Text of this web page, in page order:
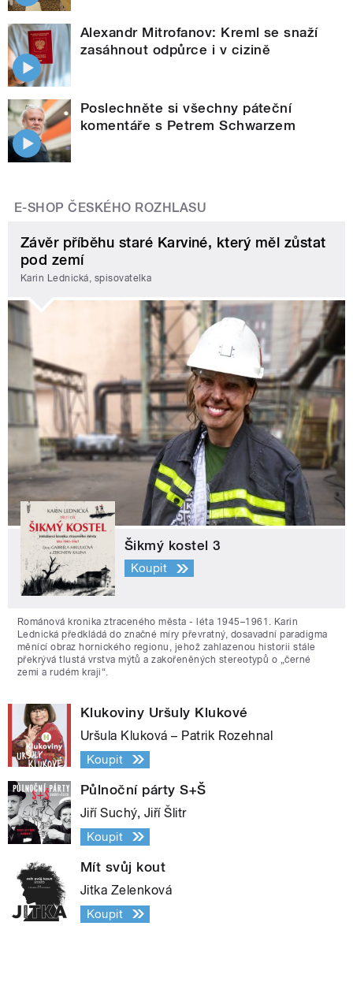
Alexandr Mitrofanov: Kreml se snaží
zasáhnout odpůrce i v cizině
Poslechněte si všechny páteční
komentáře s Petrem Schwarzem
E-SHOP ČESKÉHO ROZHLASU
Závěr příběhu staré Karviné, který měl zůstat
pod zemí
Karin Lednická, spisovatelka
Šikmý kostel 3
Koupit
Románová kronika ztraceného města - léta 1945–1961. Karin
Lednická předkládá do značné míry převratný, dosavadní paradigma
měnící obraz hornického regionu, jehož zahlazenou historii stále
překrývá tlustá vrstva mýtů a zakořeněných stereotypů o „černé
zemi a rudém kraji“.
Klukoviny Uršuly Klukové
Uršula Kluková – Patrik Rozehnal
Koupit
Půlnoční párty S+Š
Jiří Suchý, Jiří Šlitr
Koupit
Mít svůj kout
Jitka Zelenková
Koupit